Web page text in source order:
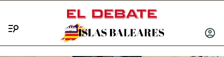
INICIAR